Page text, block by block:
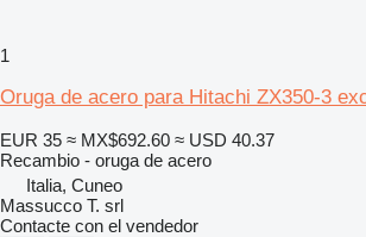
1
Oruga de acero para Hitachi ZX350-3
EUR 35 ≈ MX$692.60 ≈ USD 40.37
Recambio - oruga de acero
Italia, Cuneo
Massucco T. srl
Contacte con el vendedor